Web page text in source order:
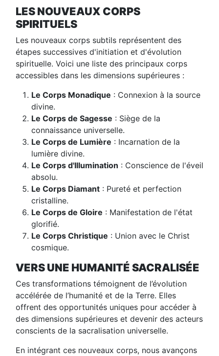
LES NOUVEAUX CORPS
SPIRITUELS
Les nouveaux corps subtils représentent des
étapes successives d'initiation et d'évolution
spirituelle. Voici une liste des principaux corps
accessibles dans les dimensions supérieures :
Le Corps Monadique : Connexion à la source
divine.
Le Corps de Sagesse : Siège de la
connaissance universelle.
Le Corps de Lumière : Incarnation de la
lumière divine.
Le Corps d'Illumination : Conscience de l'éveil
absolu.
Le Corps Diamant : Pureté et perfection
cristalline.
Le Corps de Gloire : Manifestation de l'état
glorifié.
Le Corps Christique : Union avec le Christ
cosmique.
VERS UNE HUMANITÉ SACRALISÉE
Ces transformations témoignent de l’évolution
accélérée de l’humanité et de la Terre. Elles
offrent des opportunités uniques pour accéder à
des dimensions supérieures et devenir des acteurs
conscients de la sacralisation universelle.
En intégrant ces nouveaux corps, nous avançons